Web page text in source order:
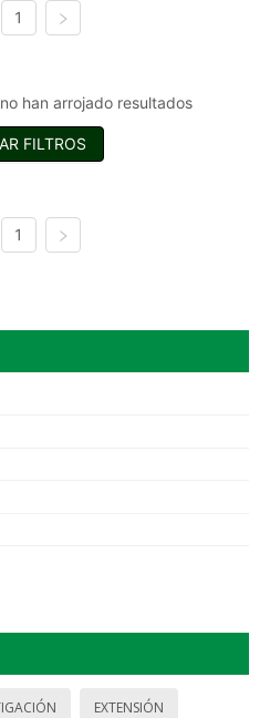
1
han arrojado resultados
FILTROS
1
EXTENSIÓN